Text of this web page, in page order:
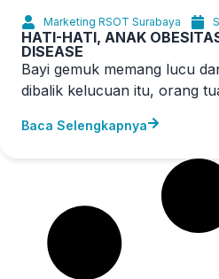
Marketing RSOT Surabaya
HATI-HATI, ANAK
DISEASE
Bayi gemuk memang lucu
dibalik kelucuan itu, orang
Baca Selengkapnya